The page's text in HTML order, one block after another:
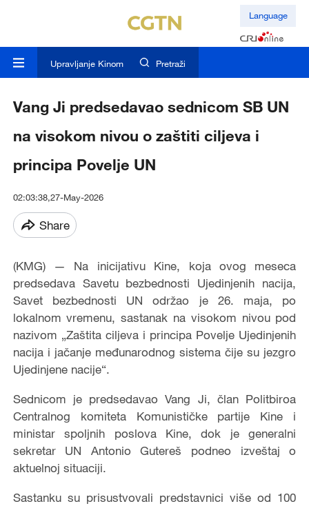
Language
Upravljanje Kinom Pretraži
Vang Ji predsedavao sednicom SB UN
na visokom nivou o zaštiti ciljeva i
principa Povelje UN
02:03:38,27-May-2026
Share
(KMG) — Na inicijativu Kine, koja ovog meseca
predsedava Savetu bezbednosti Ujedinjenih nacija,
Savet bezbednosti UN održao je 26. maja, po
lokalnom vremenu, sastanak na visokom nivou pod
nazivom „Zaštita ciljeva i principa Povelje Ujedinjenih
nacija i jačanje međunarodnog sistema čije su jezgro
Ujedinjene nacije“.
Sednicom je predsedavao Vang Ji, član Politbiroa
Centralnog komiteta Komunističke partije Kine i
ministar spoljnih poslova Kine, dok je generalni
sekretar UN Antonio Gutereš podneo izveštaj o
aktuelnoj situaciji.
Sastanku su prisustvovali predstavnici više od 100